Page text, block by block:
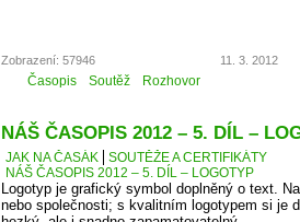
Zobrazení: 57946 11. 3. 2012
Časopis Soutěž Rozhovor
NÁŠ ČASOPIS 2012 – 5. DÍL –
JAK NA ČASÁK
SOUTĚŽE A CERTIFIKÁTY
NÁŠ ČASOPIS 2012 – 5. DÍL – LOGOTYP
Logotyp je grafický symbol doplněný o text.
nebo společnosti; s kvalitním logotypem si je